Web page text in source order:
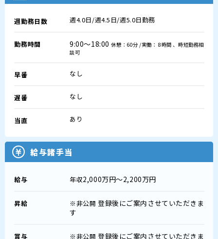
週勤務日数 週4.0日/週4.5日/週5.0日勤務
勤務時間 9:00～18:00休憩：60分 /実働： 8時間 、時短勤務相
談可
早番 なし
遅番 なし
当直 あり
給与諸手当
給与 年収2,000万円～2,200万円
昇給 ※非公開登録後にご案内させていただきま
す
賞与 ※非公開登録後にご案内させていただきま